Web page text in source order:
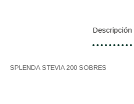
Descripción
SPLENDA STEVIA 200 SOBRES